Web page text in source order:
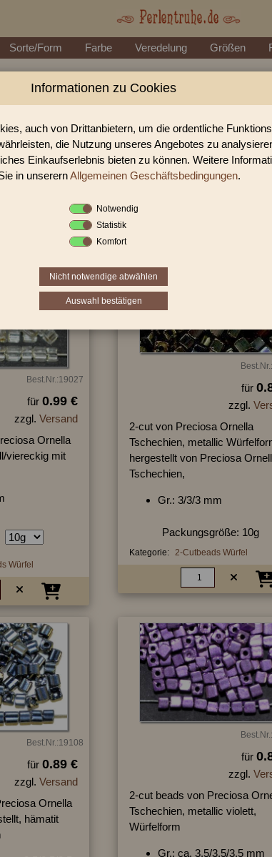
Sorte/Form Farbe Veredelung Größen
Perlen Shop für 2-Cut Beads 2-
Perlen Shop finden sie zahlreich 2-Cut Beads 2-
Sie befinden sich in folgender
2-Cutbeads
Best.Nr.:19027
für 0.99 €
zzgl. Versand
Ornella
viereckig mit
Würfel
für
zzgl.
2-cut von Preciosa Ornella
Tschechien, metallic
hergestellt von Preciosa
Tschechien,
Gr.: 3/3/3 mm
Packungsgröße: 10g
Kategorie: 2-Cutbeads Würfel
Best.Nr.:19108
für 0.89 €
zzgl. Versand
Ornella
hämatit
für
zzgl.
2-cut beads von Preciosa
Tschechien, metallic violett,
Würfelform
Gr.: ca. 3,5/3,5/3,5 mm
Informationen zu Cookies
auch von Drittanbietern, um die ordentliche
die Nutzung unseres Angebotes zu
Einkaufserlebnis bieten zu können. Weitere
in unserernAllgemeinen Geschäftsbedingungen.
Notwendig
Statistik
Komfort
Nicht notwendige abwählen
Auswahl bestätigen